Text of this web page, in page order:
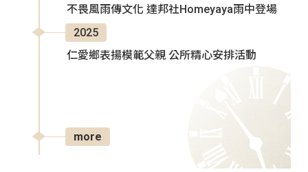
不畏風雨傳文化 達邦社Homeyaya雨中登場
2025
仁愛鄉表揚模範父親 公所精心安排活動
more